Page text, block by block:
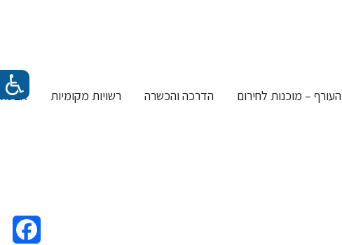
העורף – מוכנות לחירום הדרכה והכשרה רשויות מקומיות